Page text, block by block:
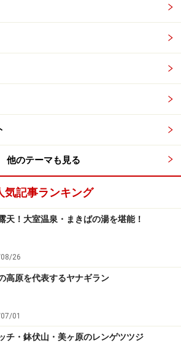
他のテーマも見る
気記事ランキング
天！大室温泉・まきばの湯を堪能！
26
高原を代表するヤナギラン
01
チ・鉢伏山・美ヶ原のレンゲツツジ